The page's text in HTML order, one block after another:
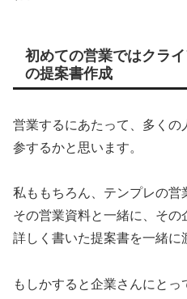
初めての営業ではクラ
の提案書作成
営業するにあたって、多く
参するかと思います。
私ももちろん、テンプレの
その営業資料と一緒に、そ
詳しく書いた提案書を一緒に
もしかすると企業さんにと